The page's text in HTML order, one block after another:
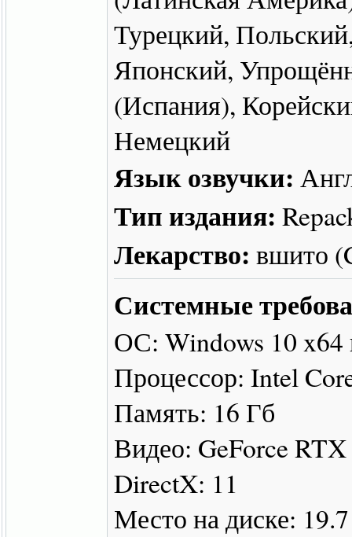
Турецкий,
Японский,
(Испания),
Немецкий
Язык озвучки:
Тип издания:
Лекарство: вшито
Системные
ОС: Windows 10
Процессор: Intel
Память: 16 Гб
Видео: GeForce
DirectX: 11
Место на диске: